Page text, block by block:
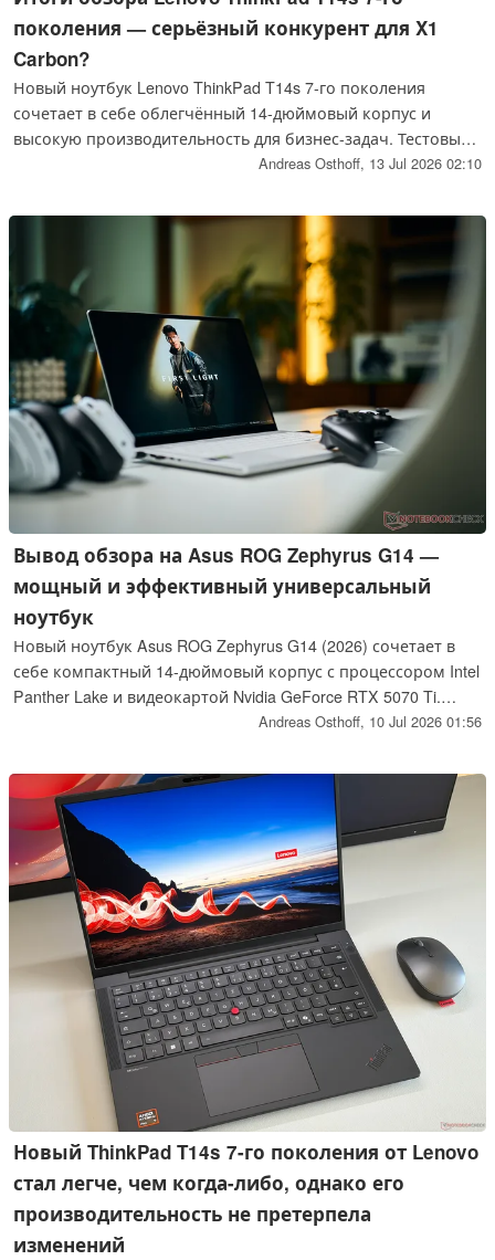
поколения — серьёзный конкурент для X1
Carbon?
Новый ноутбук Lenovo ThinkPad T14s 7-го поколения
сочетает в себе облегчённый 14-дюймовый корпус и
высокую производительность для бизнес-задач. Тестовый
образец, предоставленный нам для обзора, оснащён
памяти, а также матовым сенсорным IPS-экраном.
Andreas Osthoff, 13 Jul 2026 02:10
Вывод обзора на Asus ROG Zephyrus G14 —
мощный и эффективный универсальный
ноутбук
Новый ноутбук Asus ROG Zephyrus G14 (2026) сочетает в
себе компактный 14-дюймовый корпус с процессором Intel
Panther Lake и видеокартой Nvidia GeForce RTX 5070 Ti.
Такое сочетание обеспечивает более высокую
автономной работы.
Andreas Osthoff, 10 Jul 2026 01:56
Новый ThinkPad T14s 7-го поколения от Lenovo
стал легче, чем когда-либо, однако его
производительность не претерпела
изменений